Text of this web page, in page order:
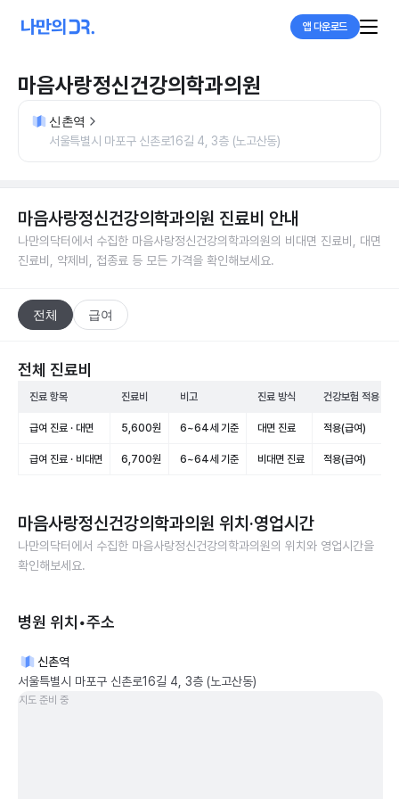
앱 다운로드
마음사랑정신건강의학과의원
신촌역
서울특별시 마포구 신촌로16길 4, 3층 (노고산동)
마음사랑정신건강의학과의원 진료비 안내
나만의닥터에서 수집한 마음사랑정신건강의학과의원의 비대면 진료비, 대면
진료비, 약제비, 접종료 등 모든 가격을 확인해보세요.
전체 급여
전체 진료비
진료 항목 진료비 비고 진료 방식 건강보험 적용
급여 진료 · 대면 5,600원 6~64세 기준 대면 진료 적용(급여)
급여 진료 · 비대면 6,700원 6~64세 기준 비대면 진료 적용(급여)
마음사랑정신건강의학과의원 위치·영업시간
나만의닥터에서 수집한 마음사랑정신건강의학과의원의 위치와 영업시간을
확인해보세요.
병원 위치•주소
신촌역
서울특별시 마포구 신촌로16길 4, 3층 (노고산동)
지도 준비 중